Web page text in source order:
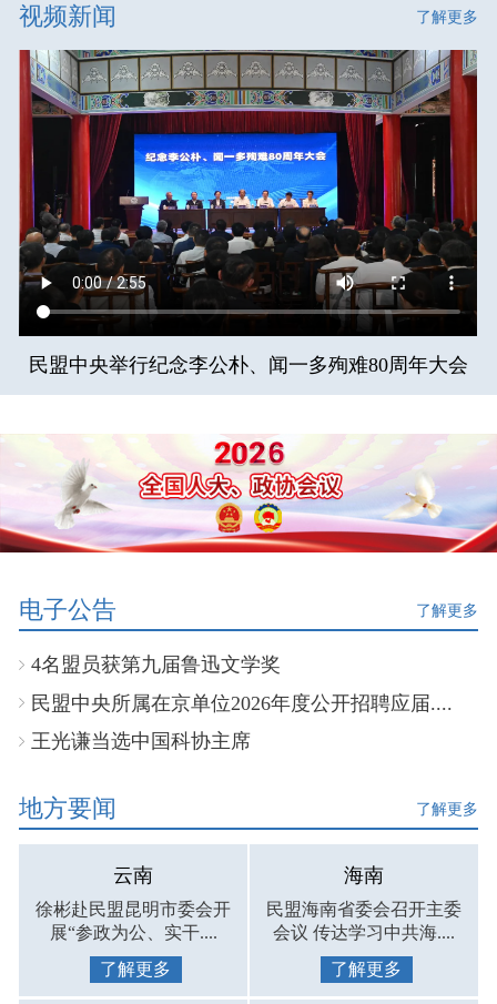
视频新闻 了解更多
民盟中央举行纪念李公朴、闻一多殉难80周年大会
电子公告 了解更多
4名盟员获第九届鲁迅文学奖
民盟中央所属在京单位2026年度公开招聘应届....
王光谦当选中国科协主席
地方要闻 了解更多
云南
徐彬赴民盟昆明市委会开
展“参政为公、实干....
了解更多
海南
民盟海南省委会召开主委
会议 传达学习中共海....
了解更多